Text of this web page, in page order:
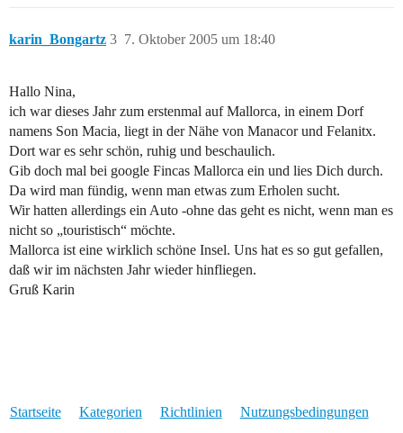
karin_Bongartz 7. Oktober 2005 um 18:40
3
Hallo Nina,
ich war dieses Jahr zum erstenmal auf Mallorca, in einem Dorf
namens Son Macia, liegt in der Nähe von Manacor und Felanitx.
Dort war es sehr schön, ruhig und beschaulich.
Gib doch mal bei google Fincas Mallorca ein und lies Dich durch.
Da wird man fündig, wenn man etwas zum Erholen sucht.
Wir hatten allerdings ein Auto -ohne das geht es nicht, wenn man es
nicht so „touristisch“ möchte.
Mallorca ist eine wirklich schöne Insel. Uns hat es so gut gefallen,
daß wir im nächsten Jahr wieder hinfliegen.
Gruß Karin
Startseite Kategorien Richtlinien Nutzungsbedingungen